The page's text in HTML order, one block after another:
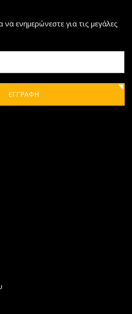
ενημερώνεστε για τις μεγάλες
ΕΓΓΡΑΦΗ